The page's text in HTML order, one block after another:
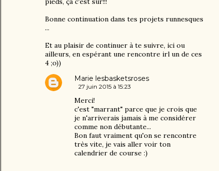
Bonne continuation dans tes projets runnesques
...
Et au plaisir de continuer à te suivre, ici ou
ailleurs, en espérant une rencontre irl un de ces
4 ;o))
Marie lesbasketsroses
27 juin 2015 à 15:23
Merci!
c'est "marrant" parce que je crois que
je n'arriverais jamais à me considérer
comme non débutante...
Bon faut vraiment qu'on se rencontre
très vite, je vais aller voir ton
calendrier de course :)